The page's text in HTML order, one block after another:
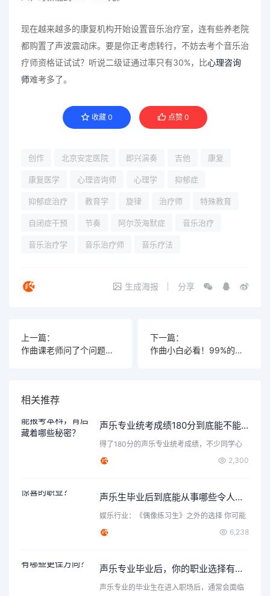
现在越来越多的康复机构开始设置音乐治疗室，连有些养老院
都购置了声波震动床。要是你正考虑转行，不妨去考个音乐治
疗师资格证试试？听说二级证通过率只有30%，比心理咨询
师难考多了。
收藏 0 点赞 0
创作 北京安定医院 即兴演奏 吉他 康复
康复医学 心理咨询师 心理学 抑郁症
抑郁症治疗 教育学 旋律 治疗师 特殊教育
自闭症干预 节奏 阿尔茨海默症 音乐治疗
音乐治疗学 音乐治疗师 音乐疗法
生成海报 分享
上一篇：
作曲课老师问了个问题，学生的回答让全班沸腾
下一篇：
作曲小白必看！99%的音乐人不知道的编曲黑科技
相关推荐
声乐专业统考成绩180分到底能不能报考本科，背后藏着哪些秘密？
得了180分的声乐专业统考成绩，不少同学心
里都会打个问号：这…
2,300
声乐生毕业后到底能从事哪些令人惊喜的职业？
娱乐行业：《偶像练习生》之外的选择 你可能
首先想到了成为歌手…
6,238
声乐专业毕业后，你的职业选择有哪些更佳方向？
声乐专业的毕业生在进入职场后，通常会面临